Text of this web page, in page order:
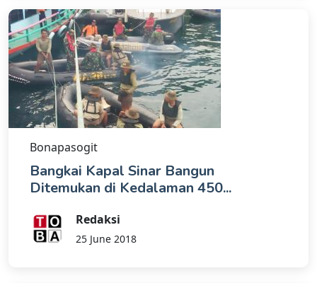
Bonapasogit
Bangkai Kapal Sinar Bangun
Ditemukan di Kedalaman 450...
Redaksi
25 June 2018